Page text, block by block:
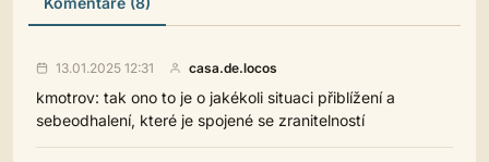
13.01.2025 12:31 casa.de.locos
kmotrov: tak ono to je o jakékoli situaci přiblížení a
sebeodhalení, které je spojené se zranitelností